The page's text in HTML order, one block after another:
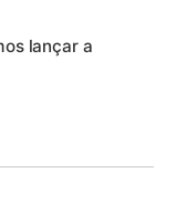
lançar a